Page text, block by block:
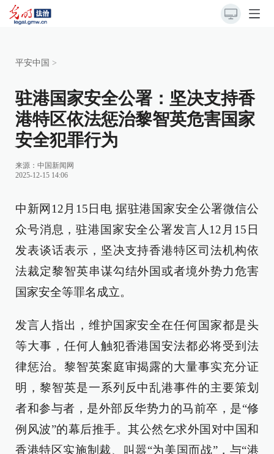
平安中国 >
驻港国家安全公署：坚决支持香
港特区依法惩治黎智英危害国家
安全犯罪行为
来源： 中国新闻网
2025-12-15 14:06
中新网12月15日电 据驻港国家安全公署微信公
众号消息，驻港国家安全公署发言人12月15日
发表谈话表示，坚决支持香港特区司法机构依
法裁定黎智英串谋勾结外国或者境外势力危害
国家安全等罪名成立。
发言人指出，维护国家安全在任何国家都是头
等大事，任何人触犯香港国安法都必将受到法
律惩治。黎智英案庭审揭露的大量事实充分证
明，黎智英是一系列反中乱港事件的主要策划
者和参与者，是外部反华势力的马前卒，是“修
例风波”的幕后推手。其公然乞求外国对中国和
香港特区实施制裁、叫嚣“为美国而战”，与“港